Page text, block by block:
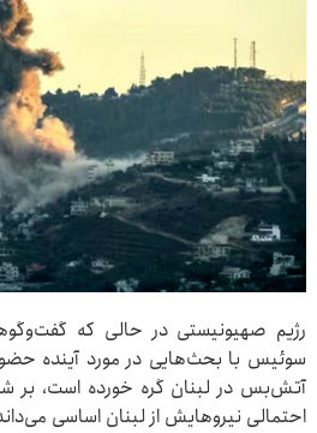
رژیم صهیونیستی در حالی که
سوئیس با بحث‌هایی در مورد آینده
آتش‌بس در لبنان گره خورده است، بر
احتمالی نیروهایش از لبنان اساسی